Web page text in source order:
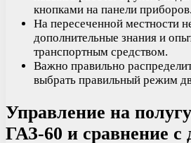
кнопками на панели приборов.
На пересеченной местности
дополнительные знания и
транспортным средством.
Важно правильно
выбрать правильный режим
Управление на
ГАЗ-60 и сравнение с